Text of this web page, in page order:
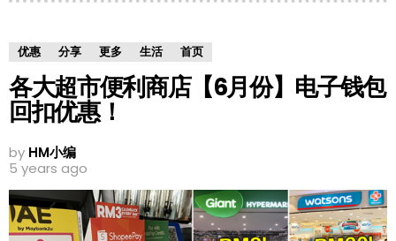
优惠 分享 更多 生活 首页
各大超市便利商店【6月份】电子钱包
回扣优惠！
by HM小编
5 years ago